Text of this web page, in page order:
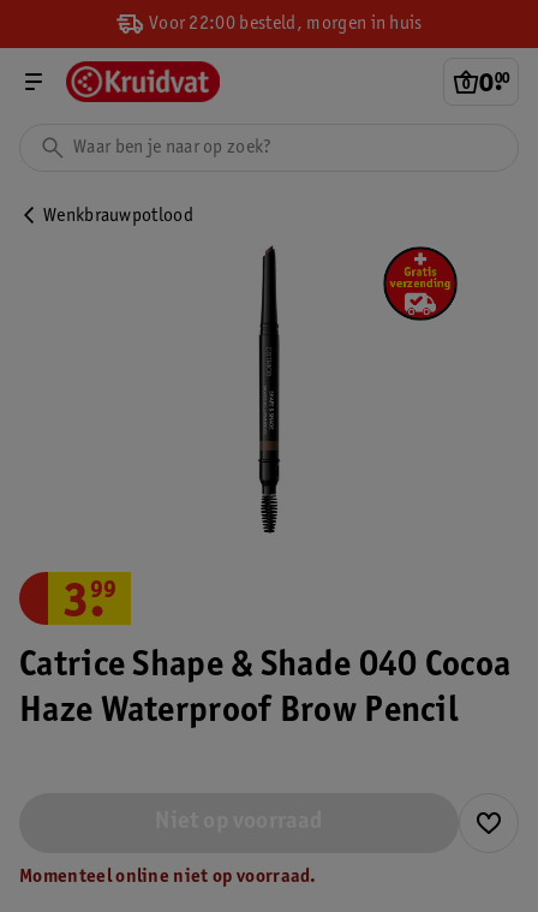
Voor 22:00 besteld, morgen in huis
0.
00
Wenkbrauwpotlood
Catrice Shape & Shade 040 Cocoa
Haze Waterproof Brow Pencil
3.
99
Momenteel online niet op voorraad.